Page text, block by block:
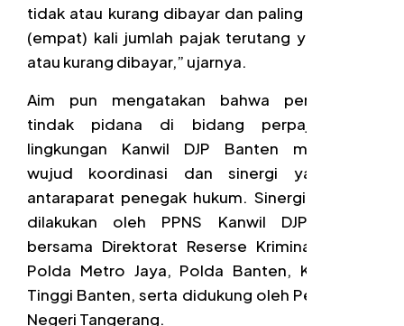
tidak atau kurang dibayar dan paling banyak 4
(empat) kali jumlah pajak terutang yang tidak
atau kurang dibayar,” ujarnya.
Aim pun mengatakan bahwa penanganan
tindak pidana di bidang perpajakan di
lingkungan Kanwil DJP Banten merupakan
wujud koordinasi dan sinergi yang baik
antaraparat penegak hukum. Sinergi tersebut
dilakukan oleh PPNS Kanwil DJP Banten
bersama Direktorat Reserse Kriminal Khusus
Polda Metro Jaya, Polda Banten, Kejaksaan
Tinggi Banten, serta didukung oleh Pengadilan
Negeri Tangerang.